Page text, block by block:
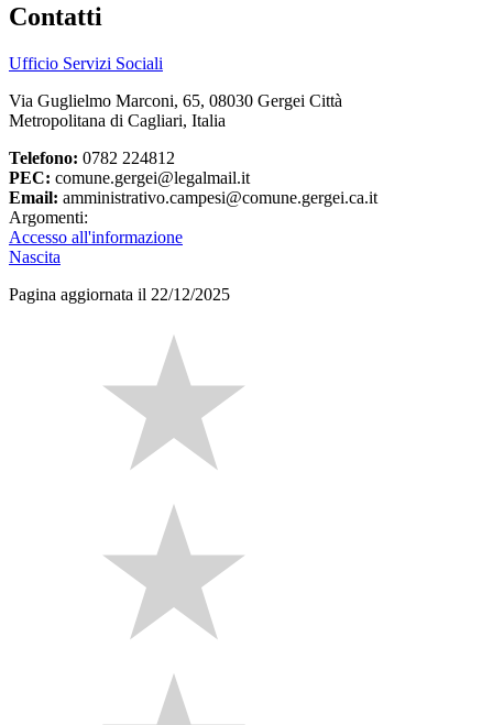
Contatti
Ufficio Servizi Sociali
Via Guglielmo Marconi, 65, 08030 Gergei Città
Metropolitana di Cagliari, Italia
Telefono: 0782 224812
PEC: comune.gergei@legalmail.it
Email: amministrativo.campesi@comune.gergei.ca.it
Argomenti:
Accesso all'informazione
Nascita
Pagina aggiornata il 22/12/2025